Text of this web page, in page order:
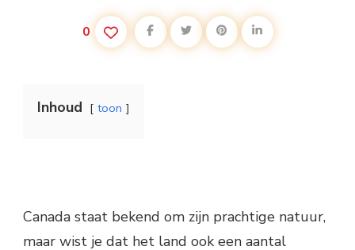
0
Inhoud toon
Canada staat bekend om zijn prachtige natuur,
maar wist je dat het land ook een aantal